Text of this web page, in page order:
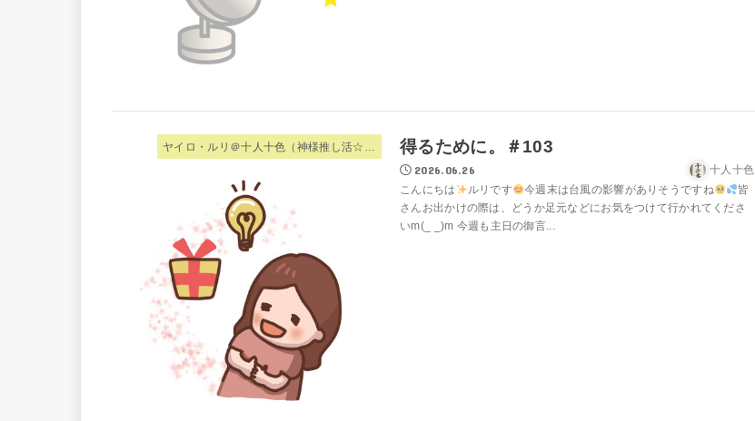
得るために。＃103
2026.06.26 十人十色
こんにちは ルリです 今週末は台風の影響がありそうですね
皆
さんお出かけの際は、どうか足元などにお気をつけて行かれてくださ
いm(_ _)m 今週も主日の御言...